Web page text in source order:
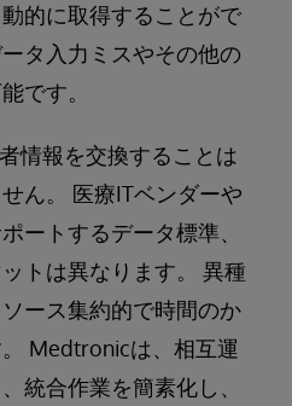
的に取得することがで
タ入力ミスやその他の
です。
情報を交換することは
ん。 医療ITベンダーや
ートするデータ標準、
トは異なります。 異種
ース集約的で時間のか
Medtronicは、相互運
統合作業を簡素化し、